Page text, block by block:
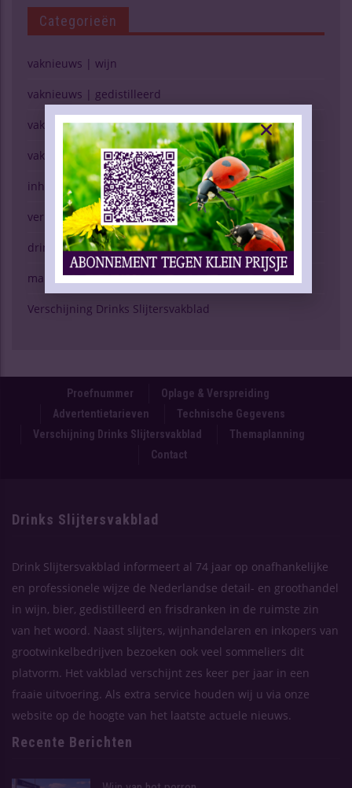
Categorieën
vaknieuws | wijn
vaknieuws | gedistilleerd
vaknieuws | bier
vaknieuws | overig
inhoud vakblad
verkopen (g)een kunst
drinken & gezondheid
marktspiegel
Verschijning Drinks Slijtersvakblad
Proefnummer
Oplage & Verspreiding
Advertentietarieven
Technische Gegevens
Verschijning Drinks Slijtersvakblad
Themaplanning
Contact
Drinks Slijtersvakblad
Drink Slijtersvakblad informeert al 74 jaar op onafhankelijke
en professionele wijze de Nederlandse detail- en groothandel
in wijn, bier, gedistilleerd en frisdranken in de ruimste zin
van het woord. Naast slijters, wijnhandelaren en inkopers van
grootwinkelbedrijven bezoeken ook veel sommeliers dit
platvorm. Het vakblad verschijnt zes keer per jaar in een
fraaie uitvoering. Als extra service houden wij u via onze
website op de hoogte van het laatste actuele nieuws.
Recente Berichten